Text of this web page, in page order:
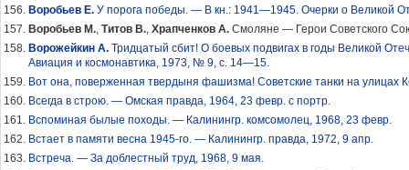
Воробьев Е. У порога победы. — В кн.: 1941—1945. Очерки о Великой
Воробьев М., Титов В., Храпченков А. Смоляне — Герои Советского
Ворожейкин А. Тридцатый сбит! О боевых подвигах в годы Великой
Авиация и космонавтика, 1973, № 9, с. 14—15.
Вот она, поверженная твердыня фашизма! Советские танки на улицах
Всегда в строю. — Омская правда, 1964, 23 февр. с портр.
Вспоминая былые походы. — Калинингр. комсомолец, 1968, 23 февр.
Встает в памяти весна 1945-го. — Калинингр. правда, 1972, 9 апр.
Встреча. — За доблестный труд, 1968, 9 мая.